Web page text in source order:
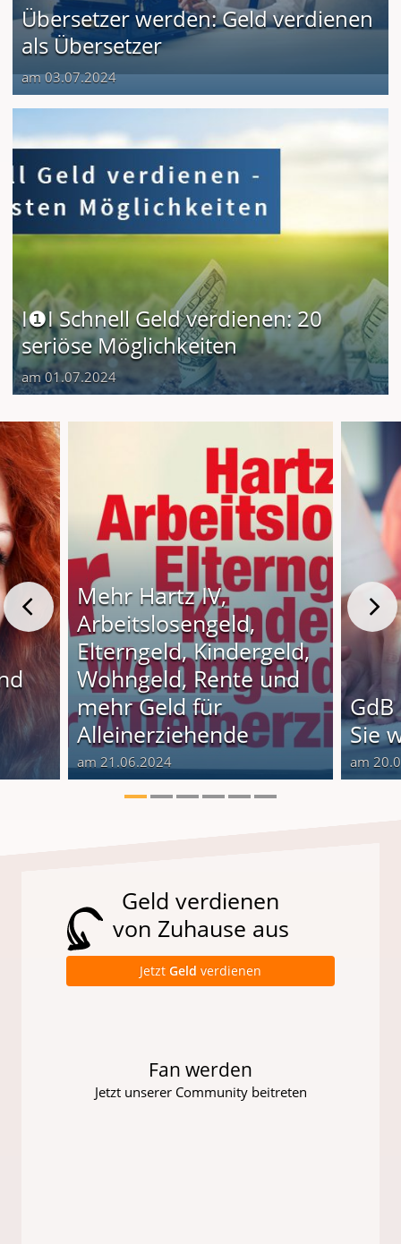
Übersetzer werden: Geld verdienen
als Übersetzer
am 03.07.2024
I❶I Schnell Geld verdienen: 20
seriöse Möglichkeiten
am 01.07.2024
Mehr Hartz IV,
Arbeitslosengeld,
Elterngeld, Kindergeld,
Wohngeld, Rente und
mehr Geld für
Alleinerziehende
am 21.06.2024
Sie
am
Geld verdienen
von Zuhause aus
Jetzt Geld verdienen
Fan werden
Jetzt unserer Community beitreten